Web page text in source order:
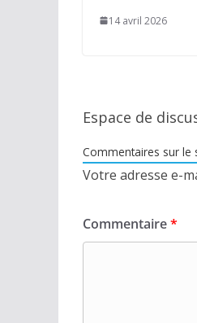
14 avril 2026
Espace de
Commentaires sur le
Votre adresse e-
Commentaire*